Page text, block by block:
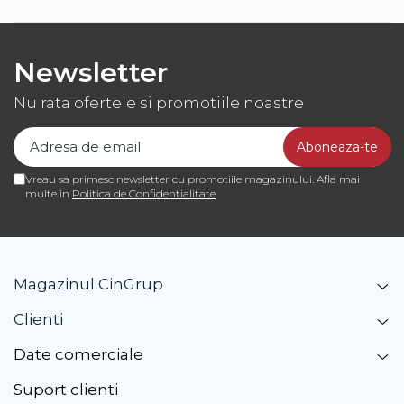
Newsletter
Nu rata ofertele si promotiile noastre
Vreau sa primesc newsletter cu promotiile magazinului. Afla mai
multe in Politica de Confidentialitate
Magazinul CinGrup
Clienti
Date comerciale
Suport clienti